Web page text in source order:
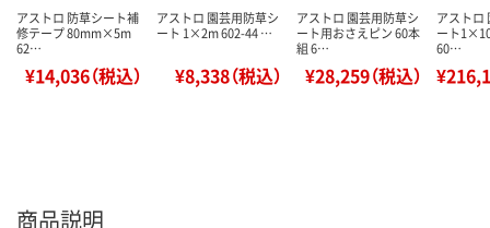
アストロ 防草シート補
修テープ 80mm×5m
62…
¥14,036（税込）
アストロ 園芸用防草シ
ート 1×2m 602-44 …
¥8,338（税込）
アストロ 園芸用防草シ
ート用おさえピン 60本
組 6…
¥28,259（税込）
アストロ
ート
60…
商品説明